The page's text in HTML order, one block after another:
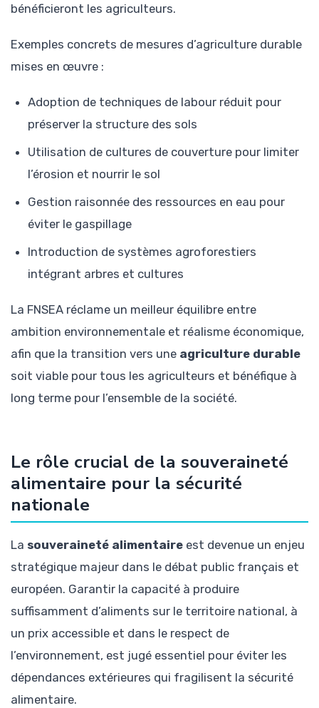
bénéficieront les agriculteurs.
Exemples concrets de mesures d’agriculture durable
mises en œuvre :
Adoption de techniques de labour réduit pour
préserver la structure des sols
Utilisation de cultures de couverture pour limiter
l’érosion et nourrir le sol
Gestion raisonnée des ressources en eau pour
éviter le gaspillage
Introduction de systèmes agroforestiers
intégrant arbres et cultures
La FNSEA réclame un meilleur équilibre entre
ambition environnementale et réalisme économique,
afin que la transition vers une agriculture durable
soit viable pour tous les agriculteurs et bénéfique à
long terme pour l’ensemble de la société.
Le rôle crucial de la souveraineté
alimentaire pour la sécurité
nationale
La souveraineté alimentaire est devenue un enjeu
stratégique majeur dans le débat public français et
européen. Garantir la capacité à produire
suffisamment d’aliments sur le territoire national, à
un prix accessible et dans le respect de
l’environnement, est jugé essentiel pour éviter les
dépendances extérieures qui fragilisent la sécurité
alimentaire.